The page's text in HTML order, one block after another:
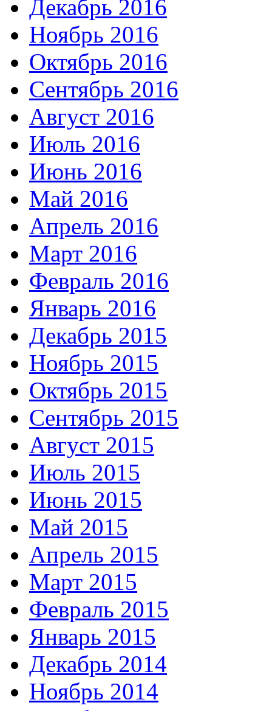
Декабрь 2016
Ноябрь 2016
Октябрь 2016
Сентябрь 2016
Август 2016
Июль 2016
Июнь 2016
Май 2016
Апрель 2016
Март 2016
Февраль 2016
Январь 2016
Декабрь 2015
Ноябрь 2015
Октябрь 2015
Сентябрь 2015
Август 2015
Июль 2015
Июнь 2015
Май 2015
Апрель 2015
Март 2015
Февраль 2015
Январь 2015
Декабрь 2014
Ноябрь 2014